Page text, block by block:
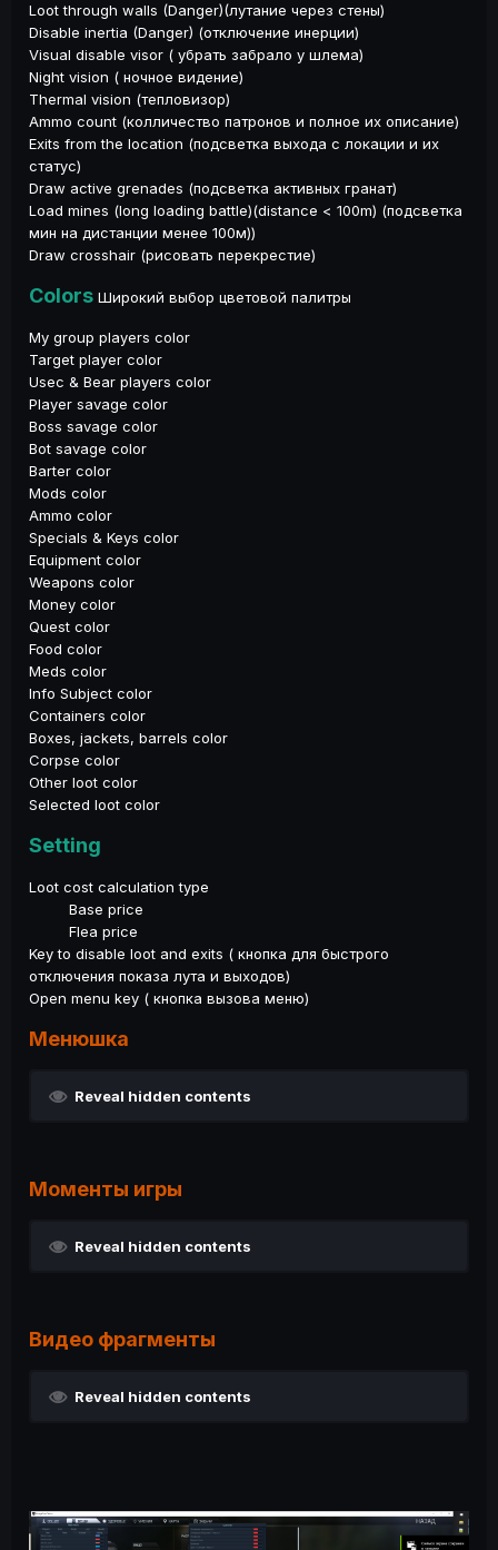
Loot through walls (Danger)(лутание через стены)
Disable inertia (Danger) (отключение инерции)
Visual disable visor ( убрать забрало у шлема)
Night vision ( ночное видение)
Thermal vision (тепловизор)
Ammo count (колличество патронов и полное их описание)
Exits from the location (подсветка выхода с локации и их
статус)
Draw active grenades (подсветка активных гранат)
Load mines (long loading battle)(distance < 100m) (подсветка
мин на дистанции менее 100м))
Draw crosshair (рисовать перекрестие)
Colors Широкий выбор цветовой палитры
My group players color
Target player color
Usec & Bear players color
Player savage color
Boss savage color
Bot savage color
Barter color
Mods color
Ammo color
Specials & Keys color
Equipment color
Weapons color
Money color
Quest color
Food color
Meds color
Info Subject color
Containers color
Boxes, jackets, barrels color
Corpse color
Other loot color
Selected loot color
Setting
Loot cost calculation type
Base price
Flea price
Key to disable loot and exits ( кнопка для быстрого
отключения показа лута и выходов)
Open menu key ( кнопка вызова меню)
Менюшка
Reveal hidden contents
Моменты игры
Reveal hidden contents
Видео фрагменты
Reveal hidden contents